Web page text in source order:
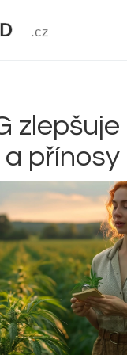
CBD účinek
Everclear
přínosy